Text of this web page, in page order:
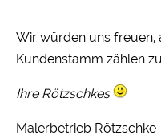
Wir würden uns freuen,
Kundenstamm zählen
Ihre Rötzschkes
Malerbetrieb Rötzschke